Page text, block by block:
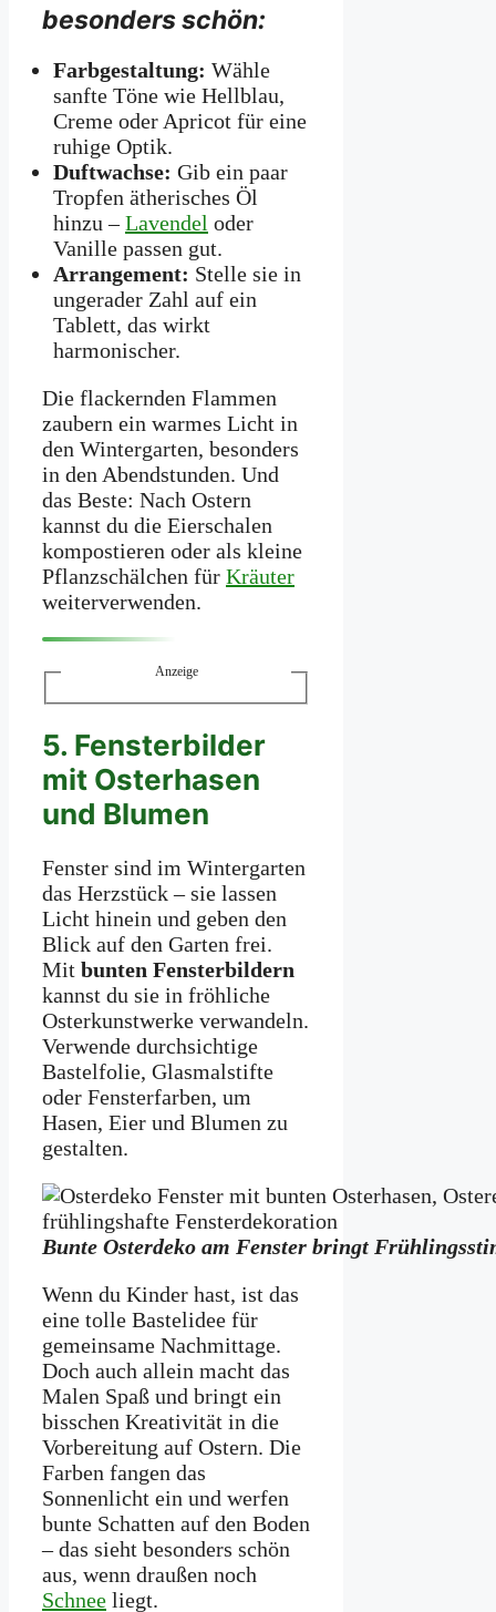
besonders schön:
Farbgestaltung: Wähle
sanfte Töne wie Hellblau,
Creme oder Apricot für eine
ruhige Optik.
Duftwachse: Gib ein paar
Tropfen ätherisches Öl
hinzu –Lavendel oder
Vanille passen gut.
Arrangement: Stelle sie in
ungerader Zahl auf ein
Tablett, das wirkt
harmonischer.
Die flackernden Flammen
zaubern ein warmes Licht in
den Wintergarten, besonders
in den Abendstunden. Und
das Beste: Nach Ostern
kannst du die Eierschalen
kompostieren oder als kleine
Pflanzschälchen für Kräuter
weiterverwenden.
Anzeige
5. Fensterbilder
mit Osterhasen
und Blumen
Fenster sind im Wintergarten
das Herzstück – sie lassen
Licht hinein und geben den
Blick auf den Garten frei.
Mit bunten Fensterbildern
kannst du sie in fröhliche
Osterkunstwerke verwandeln.
Verwende durchsichtige
Bastelfolie, Glasmalstifte
oder Fensterfarben, um
Hasen, Eier und Blumen zu
gestalten.
Bunte Osterdeko am Fenster bringt
Wenn du Kinder hast, ist das
eine tolle Bastelidee für
gemeinsame Nachmittage.
Doch auch allein macht das
Malen Spaß und bringt ein
bisschen Kreativität in die
Vorbereitung auf Ostern. Die
Farben fangen das
Sonnenlicht ein und werfen
bunte Schatten auf den Boden
– das sieht besonders schön
aus, wenn draußen noch
Schnee liegt.